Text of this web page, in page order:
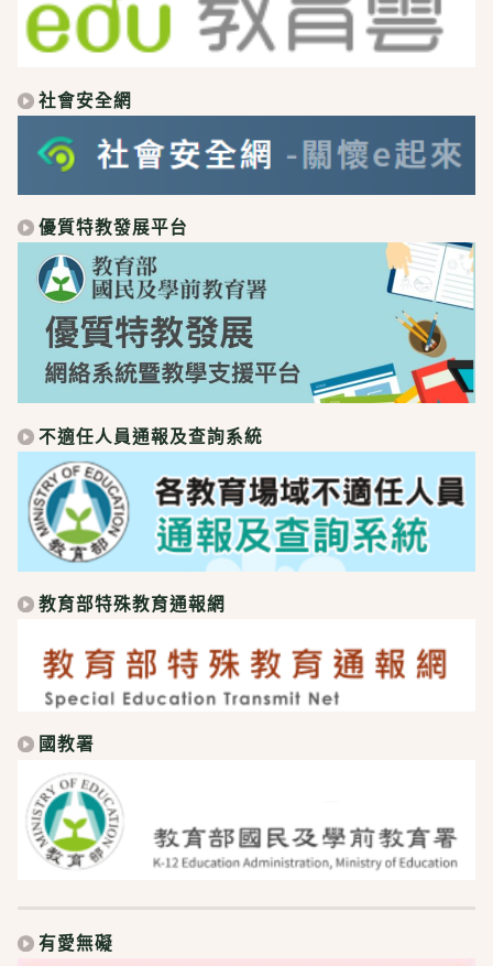
社會安全網
優質特教發展平台
不適任人員通報及查詢系統
教育部特殊教育通報網
國教署
有愛無礙